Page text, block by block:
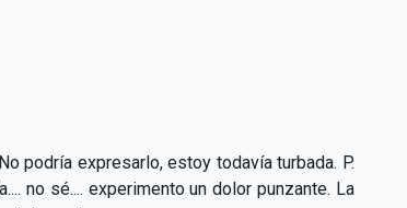
podría expresarlo, estoy todavía turbada. P.
no sé.... experimento un dolor punzante. La